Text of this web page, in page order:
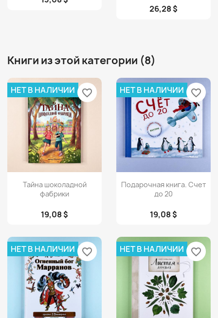
26,28 $
Книги из этой категории (8)
Просмотр
Тайна шоколадной
фабрики
19,08 $
НЕТ В НАЛИЧИИ favorite_border
Просмотр
Подарочная книга. Счет
до 20
19,08 $
НЕТ В НАЛИЧИИ favorite_border
НЕТ В НАЛИЧИИ favorite_border НЕТ В НАЛИЧИИ favorite_border